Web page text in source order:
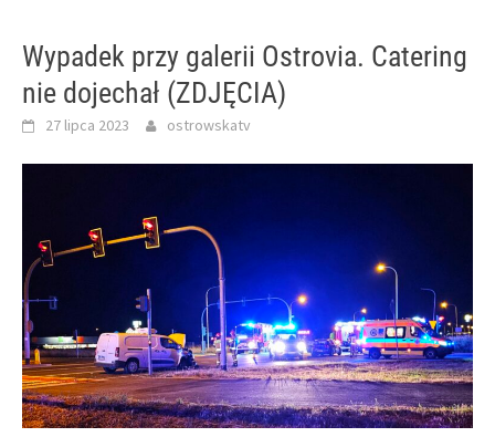
Wypadek przy galerii Ostrovia. Catering
nie dojechał (ZDJĘCIA)
27 lipca 2023 ostrowskatv